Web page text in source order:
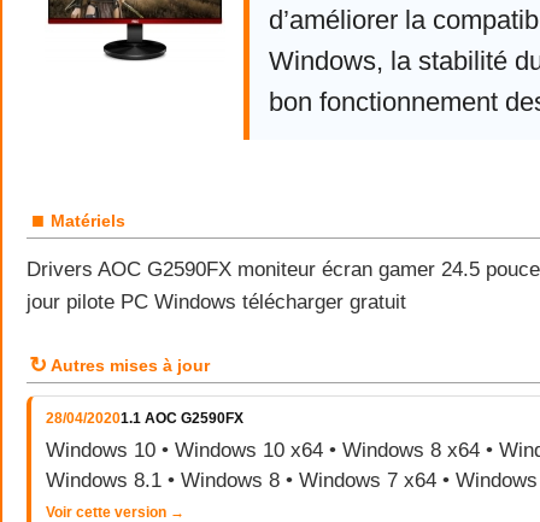
d’améliorer la
Windows, la stabilité
bon fonctionnement
■ Matériels
Drivers AOC G2590FX moniteur écran gamer 24.5
jour pilote PC Windows télécharger gratuit
↻ Autres mises à jour
28/04/20201.1 AOC G2590FX
Windows 10 • Windows 10 x64 • Windows 8 x64 •
Windows 8.1 • Windows 8 • Windows 7 x64 •
Voir cette version →